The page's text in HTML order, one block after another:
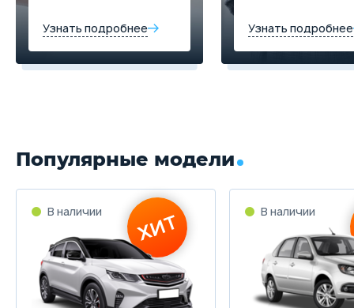
Узнать подробнее Узнать подробнее
Популярные модели